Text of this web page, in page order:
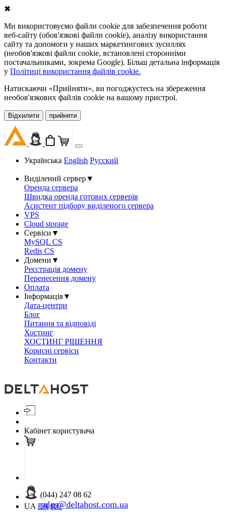
✖
Ми використовуємо файли cookie для забезпечення роботи
веб-сайту (обов'язкові файли cookie), аналізу використання
сайту та допомоги у наших маркетингових зусиллях
(необов'язкові файли cookie, встановлені сторонніми
постачальниками, зокрема Google). Більш детальна інформація
у Політиці використання файлів cookie.
Натискаючи «Прийняти», ви погоджуєтесь на збереження
необов'язкових файлів cookie на вашому пристрої.
Відхилити прийняти
Українська English Русский
Виділений сервер▼
Оренда сервера
Швидка оренда готових серверів
Асистент підбору виділеного сервера
VPS
Cloud storage
Сервіси ▼
MySQL CS
Redis CS
Домени ▼
Реєстрація домену
Перенесення домену
Оплата
Інформація▼
Дата-центри
Блог
Питання та відповіді
Хостинг
ХОСТИНГ РІШЕННЯ
Корисні сервіси
Контакти
Кабінет користувача
(044) 247 08 62
sales@deltahost.com.ua
UA EN RU